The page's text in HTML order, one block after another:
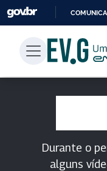
Durante o
alguns